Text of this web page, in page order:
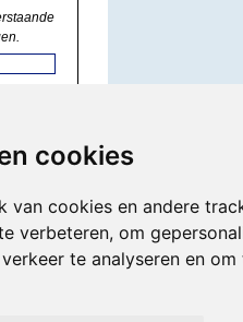
cookies
van cookies en andere
verbeteren, om
te analyseren en